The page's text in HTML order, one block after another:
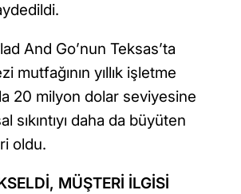
And Go’nun Teksas’ta
mutfağının yıllık işletme
20 milyon dolar seviyesine
sıkıntıyı daha da büyüten
oldu.
MÜŞTERİ İLGİSİ